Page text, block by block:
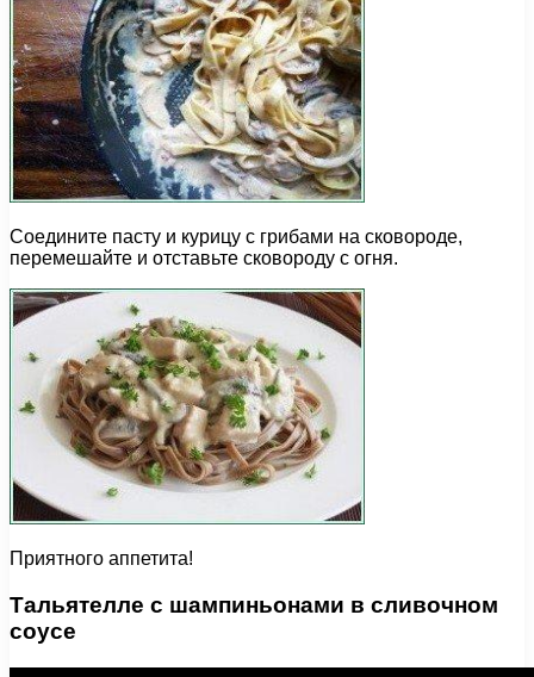
Соедините пасту и курицу с грибами на сковороде,
перемешайте и отставьте сковороду с огня.
Приятного аппетита!
Тальятелле с шампиньонами в сливочном
соусе